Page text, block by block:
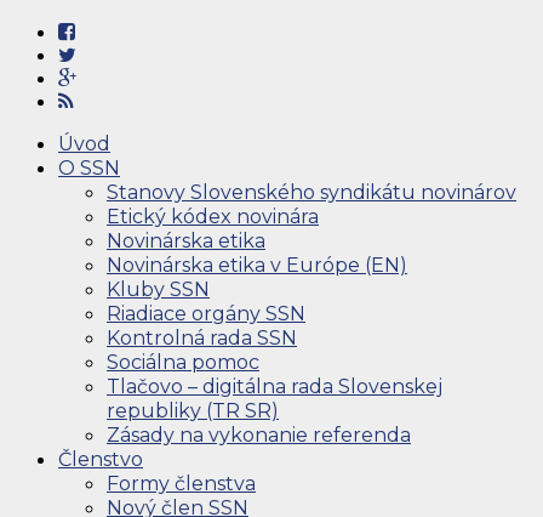
Úvod
O SSN
Stanovy Slovenského syndikátu novinárov
Etický kódex novinára
Novinárska etika
Novinárska etika v Európe (EN)
Kluby SSN
Riadiace orgány SSN
Kontrolná rada SSN
Sociálna pomoc
Tlačovo – digitálna rada Slovenskej
republiky (TR SR)
Zásady na vykonanie referenda
Členstvo
Formy členstva
Nový člen SSN